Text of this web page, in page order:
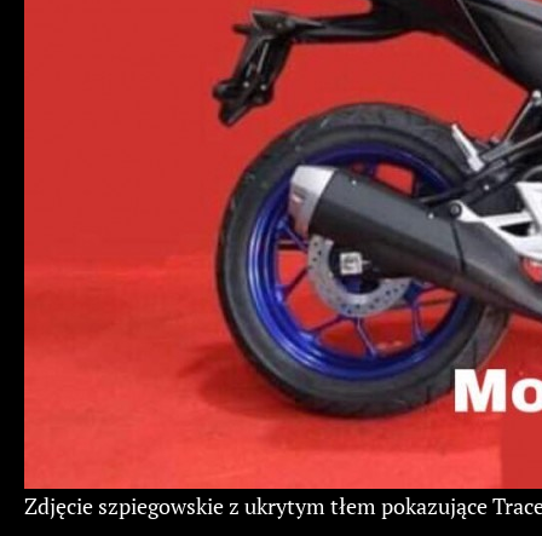
Zdjęcie szpiegowskie z ukrytym tłem pokazujące